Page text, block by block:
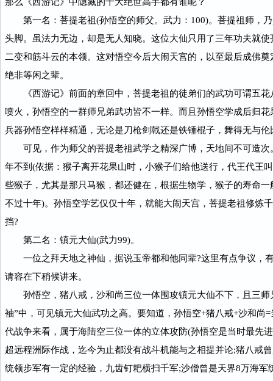
第一名：菩提老祖(孙悟空的师父。武力：100)。菩提祖师，乃
头脚。虽法力无边，却是无人知晓。这位大仙只用了三年功夫就
二变和筋斗云的本领。这对悟空今后大闹天宫的，以至最后成佛
绝非等闲之辈。
《西游记》前面的章回中，菩提老祖的徒弟们的武功可谓五花
喷火，孙悟空的一群师兄弟武功皆不一样。而且孙悟空学成后归
兵器孙悟空样样精通，无论是刀枪剑戟还是铁锤棍子，舞得无与伦
可见，作为师父的菩提老祖武学之精深广博，天地间不可造次
年不到(依据：猴子离开花果山时，小猴子们给他送行，代王代王
些猴子，尤其是那只马猴，都还健在，根据生物学，猴子的寿命
不过十年)。孙悟空学艺仅仅十年，就能大闹天宫，菩提老祖修炼
挡?
第二名：镇元大仙(武力99)。
一位之拜天地之神仙，据说玉帝都和他同辈?这里有点争议，
请容在下稍候讲来。
孙悟空，猪八戒，沙和尚三位一体围攻镇元大仙不下，且三师
袖”中，可见镇元大仙武功之高。要知道，孙悟空+猪八戒+沙和尚
代战争来看，属于海陆空三位一体的立体攻防(孙悟空是当时最先
超远程洲际作战，迄今为止都没有战斗机能与之相提并论;猪八戒
统领步军有一定的经验，九齿钉耙横扫千军;沙僧曾是天界8万海军